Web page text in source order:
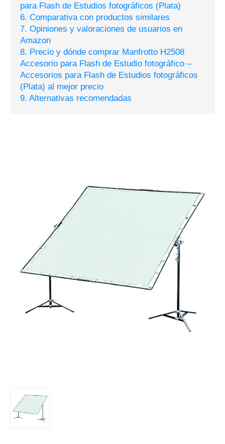
para Flash de Estudios fotográficos (Plata)
6. Comparativa con productos similares
7. Opiniones y valoraciones de usuarios en
Amazon
8. Precio y dónde comprar Manfrotto H2508
Accesorio para Flash de Estudio fotográfico –
Accesorios para Flash de Estudios fotográficos
(Plata) al mejor precio
9. Alternativas recomendadas